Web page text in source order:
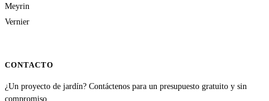
Meyrin
Vernier
CONTACTO
¿Un proyecto de jardín? Contáctenos para un presupuesto gratuito y sin
compromiso.